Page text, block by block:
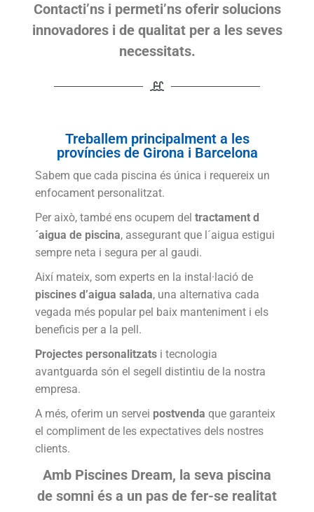
Contacti’ns i permeti’ns oferir solucions
innovadores i de qualitat per a les seves
necessitats.
Treballem principalment a les
províncies de Girona i Barcelona
Sabem que cada piscina és única i requereix un
enfocament personalitzat.
Per això, també ens ocupem del tractament d
´aigua de piscina, assegurant que l´aigua estigui
sempre neta i segura per al gaudi.
Així mateix, som experts en la instal·lació de
piscines d’aigua salada, una alternativa cada
vegada més popular pel baix manteniment i els
beneficis per a la pell.
Projectes personalitzats i tecnologia
avantguarda són el segell distintiu de la nostra
empresa.
A més, oferim un servei postvenda que garanteix
el compliment de les expectatives dels nostres
clients.
Amb Piscines Dream, la seva piscina
de somni és a un pas de fer-se realitat